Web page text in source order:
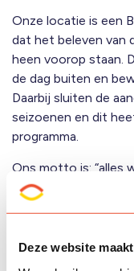
Deze website
Onze locatie is een
dat het beleven van
heen voorop staan.
de dag buiten en
Daarbij sluiten de
seizoenen en dit
programma.
Ons motto is: “alles
en andersom!”.
opvang. Ze doen